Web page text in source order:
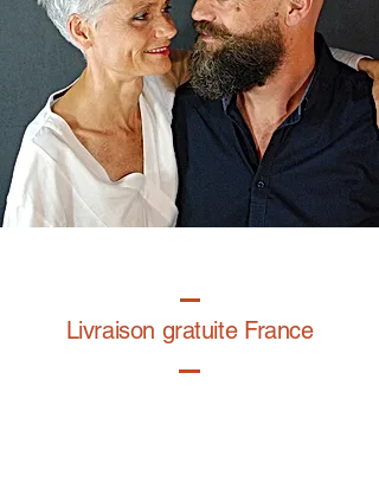
Livraison gratuite France